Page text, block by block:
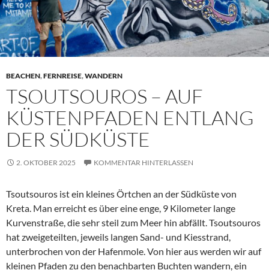
BEACHEN,FERNREISE,WANDERN
TSOUTSOUROS – AUF
KÜSTENPFADEN ENTLANG
DER SÜDKÜSTE
2. OKTOBER 2025 KOMMENTAR HINTERLASSEN
Tsoutsouros ist ein kleines Örtchen an der Südküste von
Kreta. Man erreicht es über eine enge, 9 Kilometer lange
Kurvenstraße, die sehr steil zum Meer hin abfällt. Tsoutsouros
hat zweigeteilten, jeweils langen Sand- und Kiesstrand,
unterbrochen von der Hafenmole. Von hier aus werden wir auf
kleinen Pfaden zu den benachbarten Buchten wandern, ein